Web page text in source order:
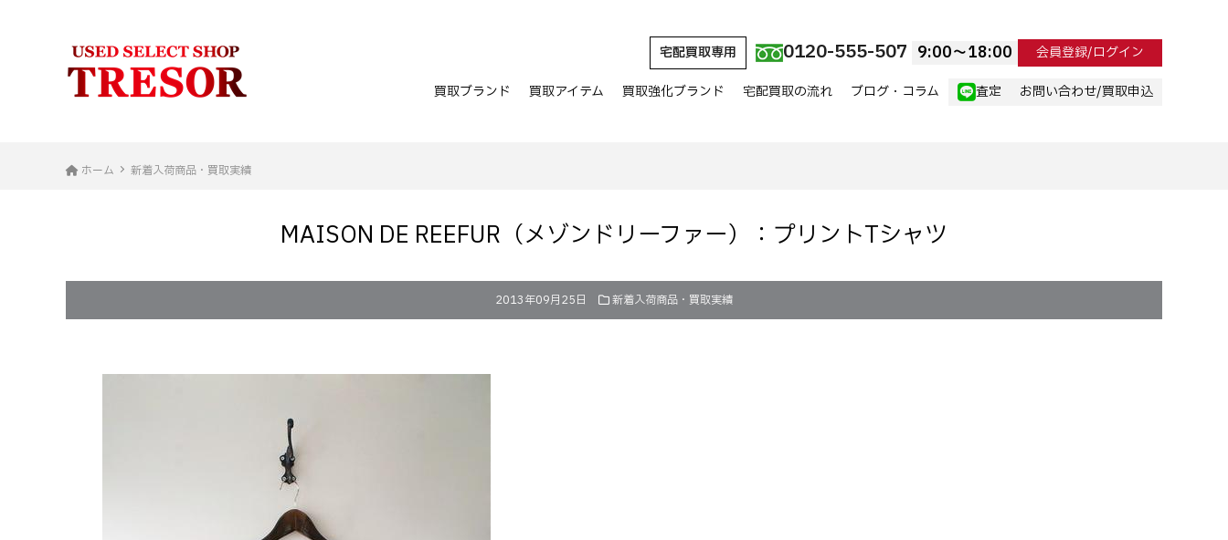
宅配買取専用 0120-555-507 9:00〜18:00 会員登録/ログイン
買取ブランド 買取アイテム 買取強化ブランド 宅配買取の流れ ブログ・コラム 査定 お問い合わせ/買取申込
ホーム 新着入荷商品・買取実績
MAISON DE REEFUR（メゾンドリーファー）：プリントTシャツ
2013年09月25日 新着入荷商品・買取実績